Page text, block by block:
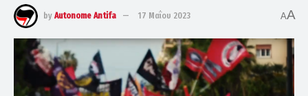
by Autonome Antifa 17 Μαΐου 2023 AA